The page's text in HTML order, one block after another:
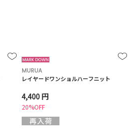
MURUA
レイヤードワンショルハーフニット
4,400 円
20%OFF